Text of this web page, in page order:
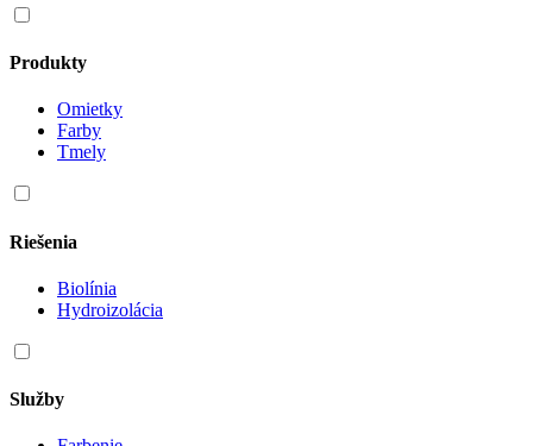
Produkty
Omietky
Farby
Tmely
Riešenia
Biolínia
Hydroizolácia
Služby